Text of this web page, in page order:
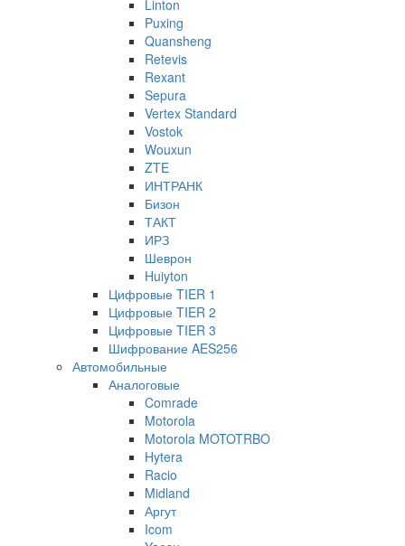
Linton
Puxing
Quansheng
Retevis
Rexant
Sepura
Vertex Standard
Vostok
Wouxun
ZTE
ИНТРАНК
Бизон
ТАКТ
ИРЗ
Шеврон
Huiyton
Цифровые TIER 1
Цифровые TIER 2
Цифровые TIER 3
Шифрование AES256
Автомобильные
Аналоговые
Comrade
Motorola
Motorola MOTOTRBO
Hytera
Racio
Midland
Аргут
Icom